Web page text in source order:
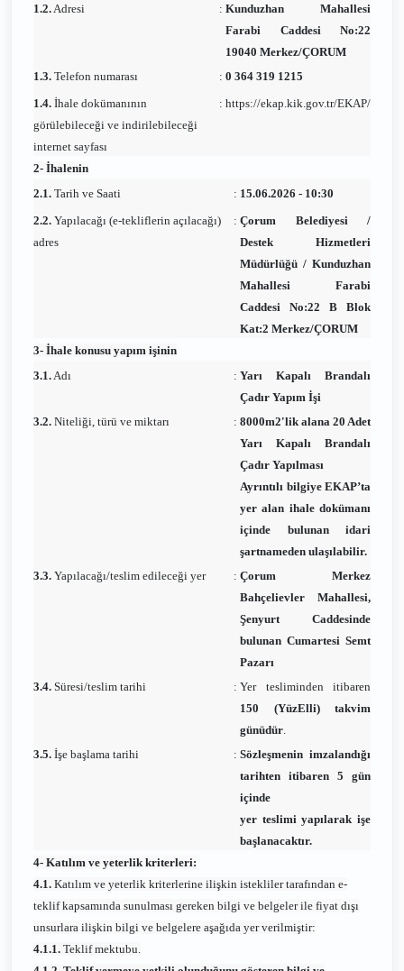
1.2.Adresi : Kunduzhan Mahallesi
Farabi Caddesi No:22
19040 Merkez/ÇORUM
1.3. Telefon numarası : 0 364 319 1215
1.4. İhale dokümanının
görülebileceği ve indirilebileceği
internet sayfası
: https://ekap.kik.gov.tr/EKAP/
2- İhalenin
2.1. Tarih ve Saati : 15.06.2026 - 10:30
2.2. Yapılacağı (e-tekliflerin açılacağı)
adres
: Çorum Belediyesi /
Destek Hizmetleri
Müdürlüğü / Kunduzhan
Mahallesi Farabi
Caddesi No:22 B Blok
Kat:2 Merkez/ÇORUM
3- İhale konusu yapım işinin
3.1.Adı : Yarı Kapalı Brandalı
Çadır Yapım İşi
3.2. Niteliği, türü ve miktarı : 8000m2'lik alana 20 Adet
Yarı Kapalı Brandalı
Çadır Yapılması
Ayrıntılı bilgiye EKAP’ta
yer alan ihale dokümanı
içinde bulunan idari
şartnameden ulaşılabilir.
3.3. Yapılacağı/teslim edileceği yer : Çorum Merkez
Bahçelievler Mahallesi,
Şenyurt Caddesinde
bulunan Cumartesi Semt
Pazarı
3.4. Süresi/teslim tarihi : Yer tesliminden itibaren
150 (YüzElli) takvim
günüdür.
3.5. İşe başlama tarihi : Sözleşmenin imzalandığı
tarihten itibaren 5 gün
içinde
yer teslimi yapılarak işe
başlanacaktır.
4- Katılım ve yeterlik kriterleri:
4.1. Katılım ve yeterlik kriterlerine ilişkin istekliler tarafından e-
teklif kapsamında sunulması gereken bilgi ve belgeler ile fiyat dışı
unsurlara ilişkin bilgi ve belgelere aşağıda yer verilmiştir:
4.1.1. Teklif mektubu.